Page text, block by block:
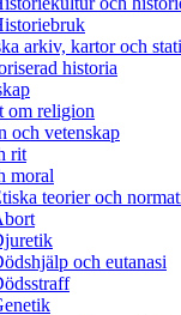
arkiv, kartor och
historia
om religion
och vetenskap
rit
moral
teorier och
och eutanasi